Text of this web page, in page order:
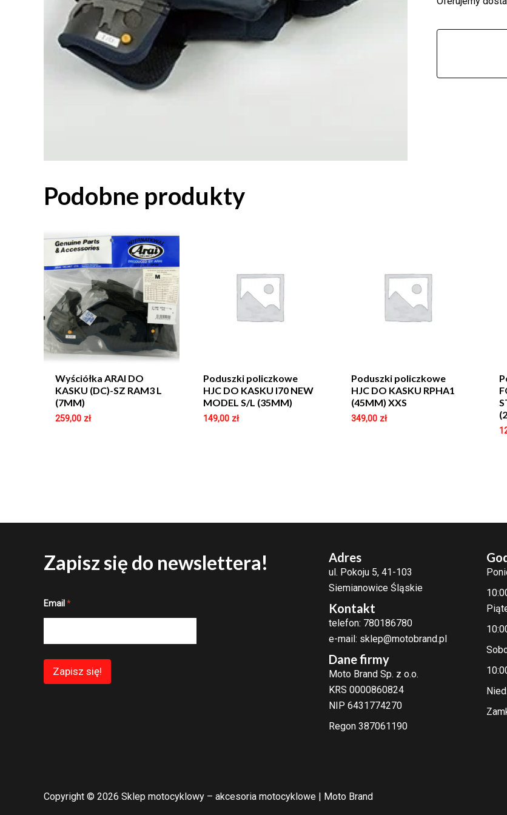
Podobne produkty
Wyściółka ARAI DO
KASKU (DC)-SZ RAM3 L
(7MM)
259,00 zł
Poduszki policzkowe
HJC DO KASKU I70 NEW
MODEL S/L (35MM)
149,00 zł
Poduszki policzkowe
HJC DO KASKU RPHA1
(45MM) XXS
349,00 zł
Zapisz się do newslettera!
E
l
Email *
Zapisz się!
Adres
ul. Pokoju 5, 41-103
Siemianowice Śląskie
Kontakt
telefon: 780186780
e-mail: sklep@motobrand.pl
Dane firmy
Moto Brand Sp. z o.o.
KRS 0000860824
NIP 6431774270
Regon 387061190
Copyright © 2026 Sklep motocyklowy – akcesoria motocyklowe | Moto Brand